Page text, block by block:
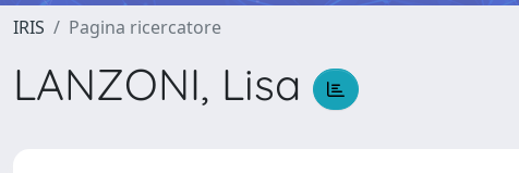
IRIS Pagina ricercatore
LANZONI, Lisa